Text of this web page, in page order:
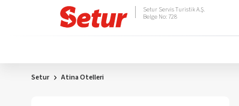
Setur Servis Turistik A.Ş.
Belge No: 728
Setur Atina Otelleri